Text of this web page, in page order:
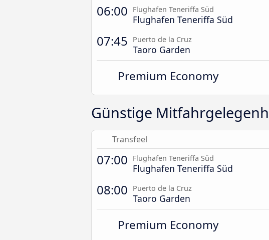
06:00 Flughafen Teneriffa Süd
Flughafen Teneriffa Süd
07:45 Puerto de la Cruz
Taoro Garden
Premium Economy
Günstige
Transfeel
07:00 Flughafen Teneriffa Süd
Flughafen Teneriffa Süd
08:00 Puerto de la Cruz
Taoro Garden
Premium Economy